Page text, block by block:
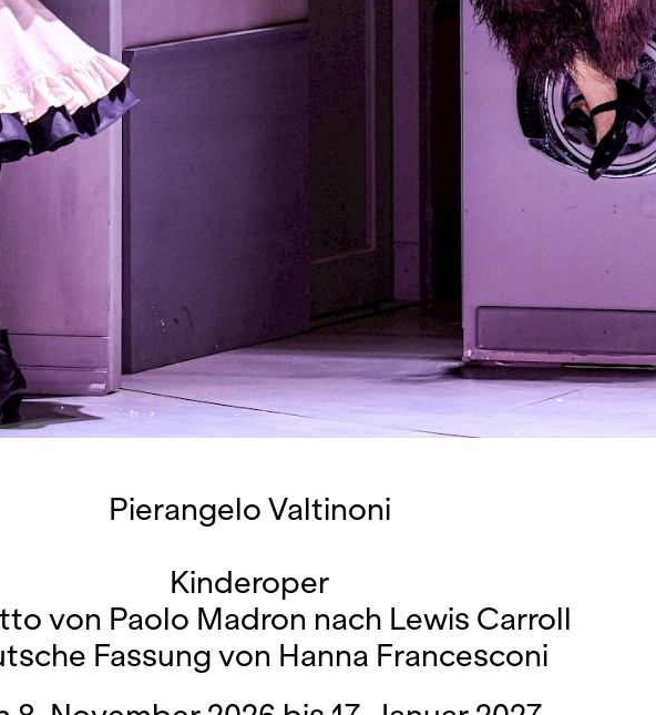
Pierangelo Valtinoni
Kinderoper
von Paolo Madron nach Lewis Carroll
Fassung von Hanna Francesconi